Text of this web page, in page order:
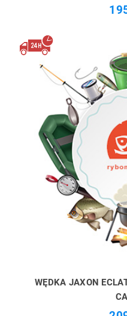
WĘDKA JAXON